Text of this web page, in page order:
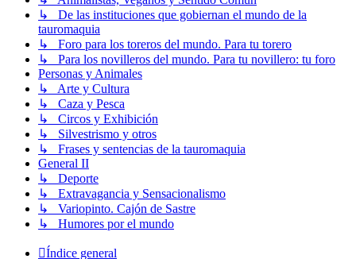
↳ De las instituciones que gobiernan el mundo de la
tauromaquia
↳ Foro para los toreros del mundo. Para tu torero
↳ Para los novilleros del mundo. Para tu novillero: tu foro
Personas y Animales
↳ Arte y Cultura
↳ Caza y Pesca
↳ Circos y Exhibición
↳ Silvestrismo y otros
↳ Frases y sentencias de la tauromaquia
General II
↳ Deporte
↳ Extravagancia y Sensacionalismo
↳ Variopinto. Cajón de Sastre
↳ Humores por el mundo
Índice general